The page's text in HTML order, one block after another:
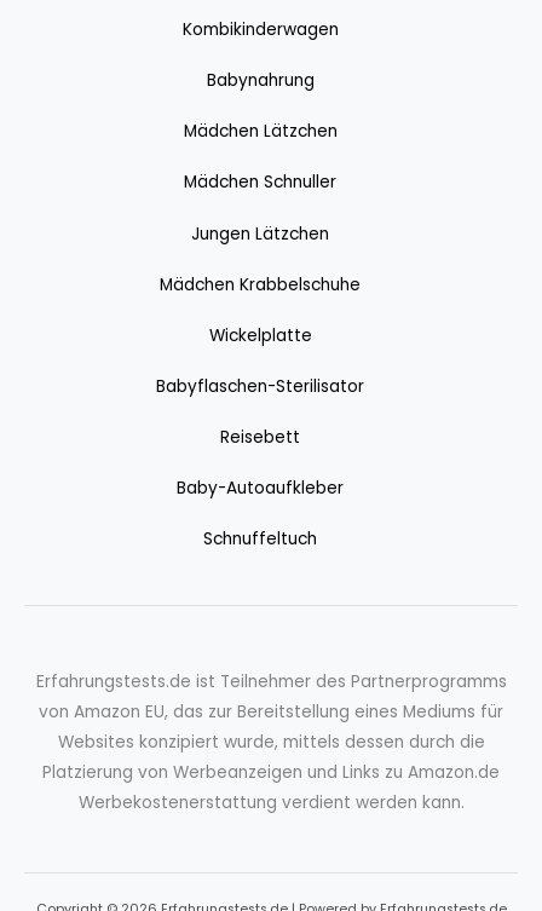
Kombikinderwagen
Babynahrung
Mädchen Lätzchen
Mädchen Schnuller
Jungen Lätzchen
Mädchen Krabbelschuhe
Wickelplatte
Babyflaschen-Sterilisator
Reisebett
Baby-Autoaufkleber
Schnuffeltuch
Erfahrungstests.de ist Teilnehmer des Partnerprogramms
von Amazon EU, das zur Bereitstellung eines Mediums für
Websites konzipiert wurde, mittels dessen durch die
Platzierung von Werbeanzeigen und Links zu Amazon.de
Werbekostenerstattung verdient werden kann.